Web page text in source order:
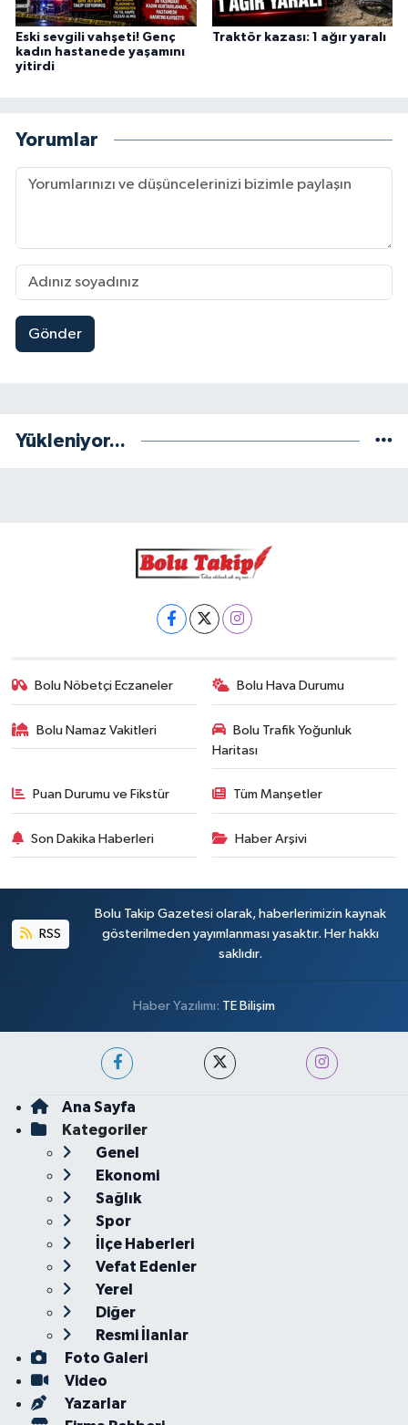
Eski sevgili vahşeti! Genç
kadın hastanede yaşamını
yitirdi
Traktör kazası: 1 ağır yaralı
Yorumlar
Gönder
Yükleniyor...
Bolu Nöbetçi Eczaneler Bolu Hava Durumu
Bolu Namaz Vakitleri
Bolu Trafik Yoğunluk
Haritası
Puan Durumu ve Fikstür Tüm Manşetler
Son Dakika Haberleri Haber Arşivi
RSS
Bolu Takip Gazetesi olarak, haberlerimizin kaynak
gösterilmeden yayımlanması yasaktır. Her hakkı
saklıdır.
Haber Yazılımı: TE Bilişim
Ana Sayfa
Kategoriler
Genel
Ekonomi
Sağlık
Spor
İlçe Haberleri
Vefat Edenler
Yerel
Diğer
Resmi İlanlar
Foto Galeri
Video
Yazarlar